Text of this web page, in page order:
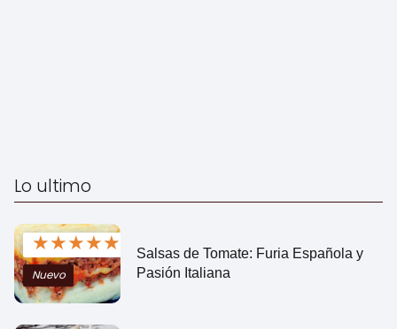
Lo ultimo
★★★★★
Nuevo
Salsas de Tomate: Furia Española y
Pasión Italiana